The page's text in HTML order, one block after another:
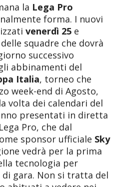
la Lega Pro
forma. I nuovi
venerdì 25 e
squadre che dovrà
successivo
abbinamenti del
Italia, torneo che
week-end di Agosto,
volta dei calendari del
presentati in diretta
Pro, che dal
sponsor ufficiale Sky
vedrà per la prima
tecnologia per
gara. Non si tratta del